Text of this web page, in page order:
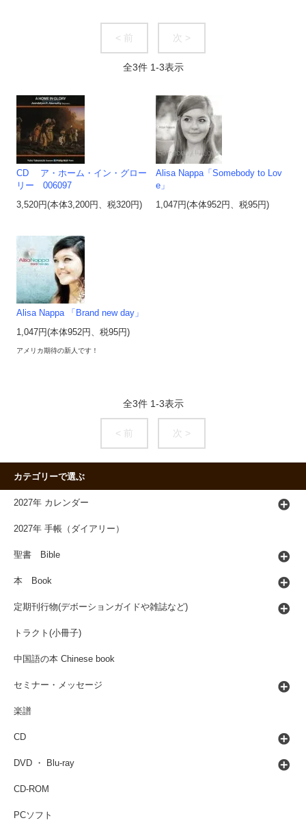
< 前 次 >
全3件 1-3表示
CD ア・ホーム・イン・グロー
リー 006097
3,520円(本体3,200円、税320円)
Alisa Nappa「Somebody to Lov
e」
1,047円(本体952円、税95円)
Alisa Nappa 「Brand new day」
1,047円(本体952円、税95円)
アメリカ期待の新人です！
全3件 1-3表示
< 前 次 >
カテゴリーで選ぶ
2027年 カレンダー
2027年 手帳（ダイアリー）
聖書 Bible
本 Book
定期刊行物(デボーションガイドや雑誌など)
トラクト(小冊子)
中国語の本 Chinese book
セミナー・メッセージ
楽譜
CD
DVD ・ Blu-ray
CD-ROM
PCソフト